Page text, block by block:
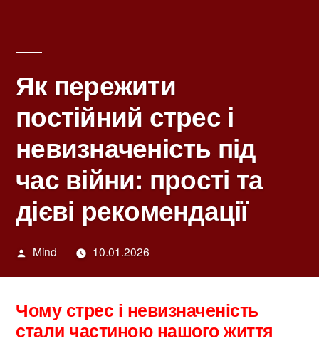
Як пережити
постійний стрес і
невизначеність під
час війни: прості та
дієві рекомендації
Написано
Mind 10.01.2026
Чому стрес і невизначеність
стали частиною нашого життя